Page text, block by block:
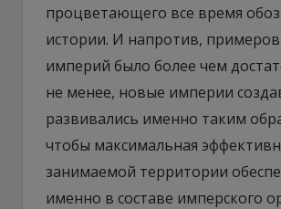
процветающего все время
истории. И напротив, примеров
империй было более чем
не менее, новые империи
развивались именно таким
чтобы максимальная
занимаемой территории
именно в составе имперского